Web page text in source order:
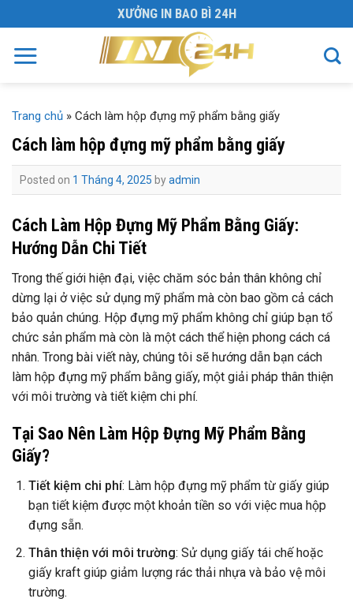
to
content
XƯỞNG IN BAO BÌ 24H
Trang chủ » Cách làm hộp đựng mỹ phẩm bằng giấy
Cách làm hộp đựng mỹ phẩm bằng giấy
Posted on 1 Tháng 4, 2025 byadmin
Cách Làm Hộp Đựng Mỹ Phẩm Bằng Giấy:
Hướng Dẫn Chi Tiết
Trong thế giới hiện đại, việc chăm sóc bản thân không chỉ
dừng lại ở việc sử dụng mỹ phẩm mà còn bao gồm cả cách
bảo quản chúng. Hộp đựng mỹ phẩm không chỉ giúp bạn tổ
chức sản phẩm mà còn là một cách thể hiện phong cách cá
nhân. Trong bài viết này, chúng tôi sẽ hướng dẫn bạn cách
làm hộp đựng mỹ phẩm bằng giấy, một giải pháp thân thiện
với môi trường và tiết kiệm chi phí.
Tại Sao Nên Làm Hộp Đựng Mỹ Phẩm Bằng
Giấy?
Tiết kiệm chi phí: Làm hộp đựng mỹ phẩm từ giấy giúp
bạn tiết kiệm được một khoản tiền so với việc mua hộp
đựng sẵn.
Thân thiện với môi trường: Sử dụng giấy tái chế hoặc
giấy kraft giúp giảm lượng rác thải nhựa và bảo vệ môi
trường.